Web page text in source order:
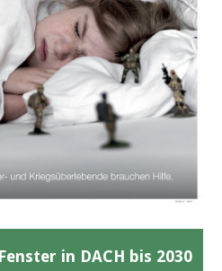
in DACH bis 2030